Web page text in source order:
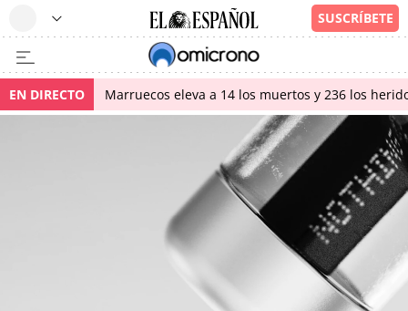
EN DIRECTO Marruecos eleva a 14 los muertos y 236 los